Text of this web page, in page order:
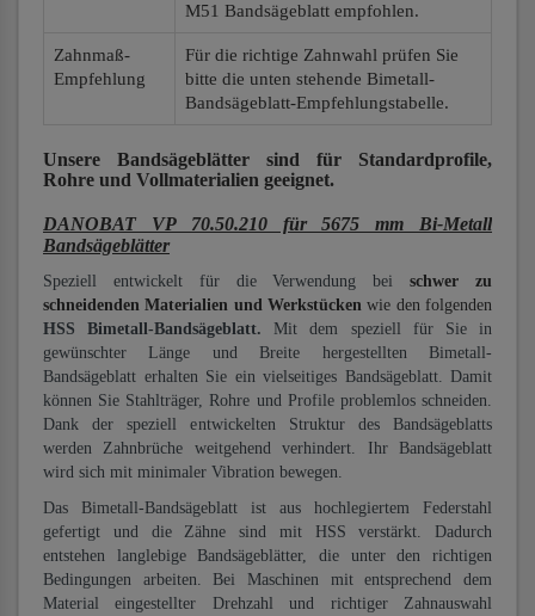
M51 Bandsägeblatt empfohlen.
Zahnmaß-
Empfehlung
Für die richtige Zahnwahl prüfen Sie
bitte die unten stehende Bimetall-
Bandsägeblatt-Empfehlungstabelle.
Unsere Bandsägeblätter sind für Standardprofile,
Rohre und Vollmaterialien geeignet.
DANOBAT VP 70.50.210 für 5675 mm Bi-Metall
Bandsägeblätter
Speziell entwickelt für die Verwendung beischwer zu
schneidenden Materialien und Werkstücken wie den folgenden
HSS Bimetall-Bandsägeblatt. Mit dem speziell für Sie in
gewünschter Länge und Breite hergestellten Bimetall-
Bandsägeblatt erhalten Sie ein vielseitiges Bandsägeblatt. Damit
können Sie Stahlträger, Rohre und Profile problemlos schneiden.
Dank der speziell entwickelten Struktur des Bandsägeblatts
werden Zahnbrüche weitgehend verhindert. Ihr Bandsägeblatt
wird sich mit minimaler Vibration bewegen.
Das Bimetall-Bandsägeblatt ist aus hochlegiertem Federstahl
gefertigt und die Zähne sind mit HSS verstärkt. Dadurch
entstehen langlebige Bandsägeblätter, die unter den richtigen
Bedingungen arbeiten. Bei Maschinen mit entsprechend dem
Material eingestellter Drehzahl und richtiger Zahnauswahl